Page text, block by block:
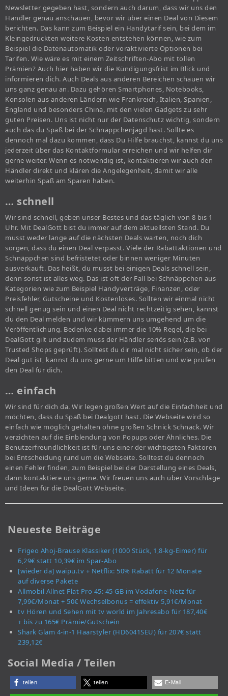
Newsletter gegeben hast, sondern auch darum, dass wir uns den
Händler genau anschauen, bevor wir über einen Deal von Diesem
berichten. Das kann zum Beispiel ein Handytarif sein, bei dem im
Kleingedruckten weitere Kosten entstehen können, wie zum
Beispiel die Datenautomatik oder voraktivierte Optionen bei
Tarifen. Wie wäre es mit einem Zeitschriften-Abo mit tollen
Prämien? Auch hier haben wir die Kündigungsfrist im Blick und
informieren dich. Auch Deals aus anderen Bereichen schauen wir
uns ganz genau an. Dazu gehören Smartphones, Notebooks,
Konsolen aus anderen Ländern wie Frankreich, Italien, Spanien,
England und besonders China, mit den vielen Gadgets zu sehr
guten Preisen. Uns ist nicht nur der Datenschutz wichtig, sondern
auch das du Spaß bei der Schnäppchenjagd hast. Sollte es
dennoch mal dazu kommen, dass Du Hilfe brauchst, kannst du uns
jederzeit über das Kontaktformular erreichen und wir helfen dir
gerne weiter. Wenn es notwendig ist, kontaktieren wir auch den
Händler direkt und klären die Angelegenheit, damit wir alle
weiterhin Spaß am Sparen haben.
… schnell
Wir sind schnell, geben unser Bestes und das täglich von 8 bis 1
Uhr. Mit DealGott bist du immer auf dem aktuellsten Stand. Du
musst weder lange auf die nächsten Deals warten, noch dich
sorgen, dass du einen Deal verpasst. Viele der Rabattaktionen und
Schnäppchen sind befristetet oder binnen weniger Minuten
ausverkauft. Das heißt, du musst bei einigen Deals schnell sein,
denn sonst ist alles weg. Das ist oft der Fall bei Schnäppchen aus
Kategorien wie zum Beispiel Handyverträge, Finanzen, oder
Preisfehler, Gutscheine und Kostenloses. Sollten wir einmal nicht
schnell genug sein und einen Deal nicht rechtzeitig sehen, kannst
du den Deal melden und wir kümmern uns umgehend um die
Veröffentlichung. Bedenke dabei immer die 10% Regel, die bei
DealGott gilt und zudem muss der Händler seriös sein (z.B. von
Trusted Shops geprüft). Solltest du dir mal nicht sicher sein, ob der
Deal gut ist, kannst du uns gerne um Hilfe bitten und wie prüfen
den Deal für dich.
… einfach
Wir sind für dich da. Wir legen großen Wert auf die Einfachheit und
möchten, dass du Spaß bei Dealgott hast. Die Webseite wird so
einfach wie möglich gehalten ohne großen Schnick Schnack. Wir
verzichten auf die Einblendung von Popups oder Ähnliches. Die
Benutzerfreundlichkeit ist für uns einer der wichtigsten Faktoren
bei Entscheidung rund um die Webseite. Solltest du dennoch
einen Fehler finden, zum Beispiel bei der Darstellung eines Deals,
dann kontaktiere uns gerne. Wir freuen uns auch über Vorschläge
und Ideen für die DealGott Webseite.
Neueste Beiträge
Frigeo Ahoj-Brause Klassiker (1000 Stück, 1,8-kg-Eimer) für
6,29€ statt 10,39€ im Spar-Abo
[wieder da] waipu.tv + Netflix: 50% Rabatt für 12 Monate
auf diverse Pakete
Allmobil Allnet Flat Pro 45: 45 GB im Vodafone-Netz für
7,99€/Monat + 50€ Wechselbonus = effektiv 5,91€/Monat
tv Hören und Sehen mit tv world im Jahresabo für 187,40€
+ bis zu 165€ Prämie/Gutschein
Shark Glam 4-in-1 Haarstyler (HD6041SEU) für 207€ statt
239,12€
Social Media / Teilen
teilen teilen E-Mail